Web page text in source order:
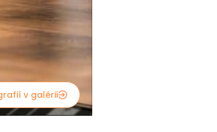
v galérii